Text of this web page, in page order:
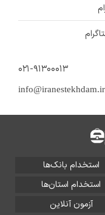
۰۲۱-۹۱۳۰۰۰۱۳
info@iranestekhdam.ir
استخدام بانک‌ها
استخدام استان‌ها
آزمون آنلاین